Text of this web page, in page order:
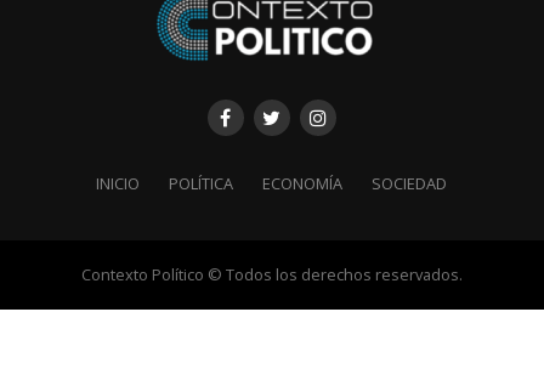
INICIO POLÍTICA ECONOMÍA SOCIEDAD
Contexto Político © Todos los derechos reservados.